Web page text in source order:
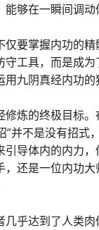
够在一瞬间调
仅要掌握内功的
守工具，而是成
九阴真经内功的
修炼的终极目标
”并不是没有招
引导体内的内力
，还是一位内功
几乎达到了人类